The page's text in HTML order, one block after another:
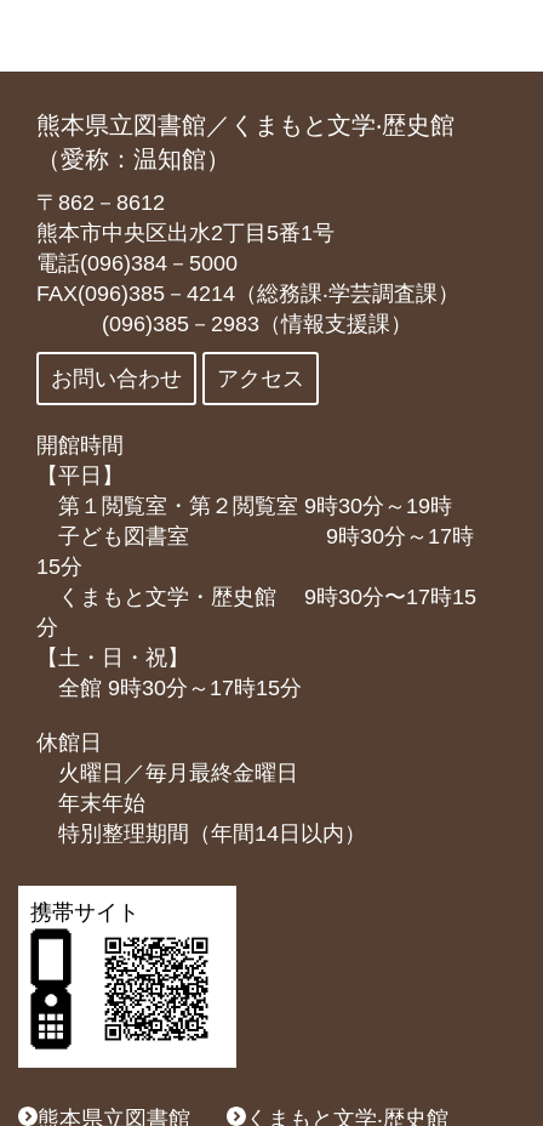
熊本県立図書館／くまもと文学‧歴史館
（愛称：温知館）
〒862－8612
熊本市中央区出水2丁目5番1号
電話(096)384－5000
FAX(096)385－4214（総務課‧学芸調査課）
(096)385－2983（情報支援課）
お問い合わせ アクセス
開館時間
【平日】
第１閲覧室・第２閲覧室 9時30分～19時
子ども図書室 9時30分～17時
15分
くまもと⽂学・歴史館 9時30分〜17時15
分
【土・日・祝】
全館 9時30分～17時15分
休館日
火曜日／毎月最終金曜日
年末年始
特別整理期間（年間14日以内）
携帯サイト
熊本県立図書館 くまもと文学‧歴史館